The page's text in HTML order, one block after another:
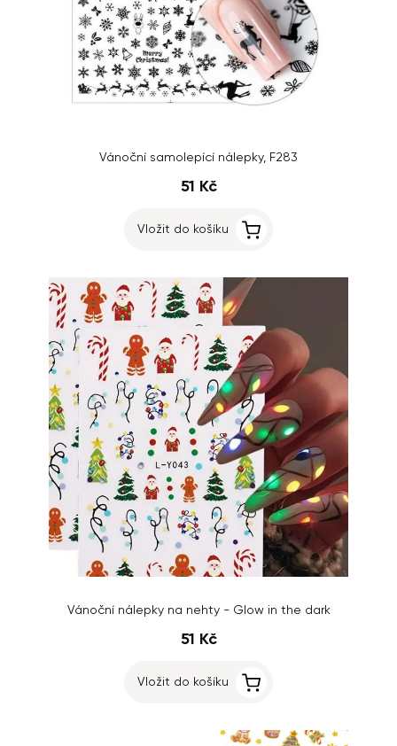
Vánoční samolepící nálepky, F283
51 Kč
Vložit do košíku
Vánoční nálepky na nehty - Glow in the dark
51 Kč
Vložit do košíku